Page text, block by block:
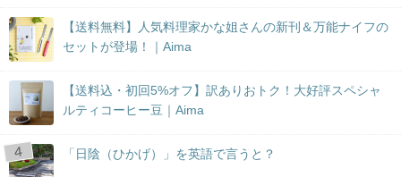
【送料無料】人気料理家かな姐さんの新刊＆万能ナイフの
セットが登場！｜Aima
【送料込・初回5%オフ】訳ありおトク！大好評スペシャ
ルティコーヒー豆｜Aima
「日陰（ひかげ）」を英語で言うと？